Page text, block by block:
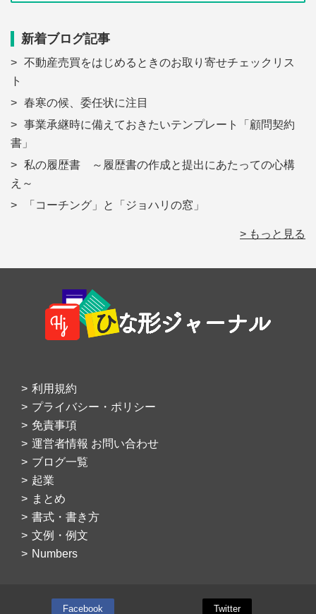
新着ブログ記事
不動産売買をはじめるときのお取り寄せチェックリス
ト
春寒の候、委任状に注目
事業承継時に備えておきたいテンプレート「顧問契約
書」
私の履歴書 ～履歴書の作成と提出にあたっての心構
え～
「コーチング」と「ジョハリの窓」
> もっと見る
Footer
利用規約
プライバシー・ポリシー
免責事項
運営者情報 お問い合わせ
ブログ一覧
起業
まとめ
書式・書き方
文例・例文
Numbers
Facebook Twitter